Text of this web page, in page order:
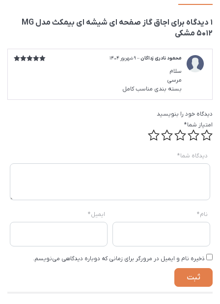
1 دیدگاه برای
اجاق گاز صفحه ای شیشه ای بیمکث مدل MG
5012 مشکی
محمود نادری زداگان– 9 شهریور 1404
سلام
مرسی
بسته بندی مناسب کامل
دیدگاه خود را بنویسید
امتیاز شما*
دیدگاه شما*
نام* ایمیل*
ذخیره نام و ایمیل در مرورگر برای زمانی که دوباره دیدگاهی می‌نویسم.